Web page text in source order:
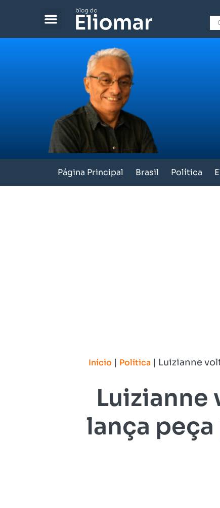
Página Principal Brasil Política
Início | Política | Luizianne
Luizianne
lança